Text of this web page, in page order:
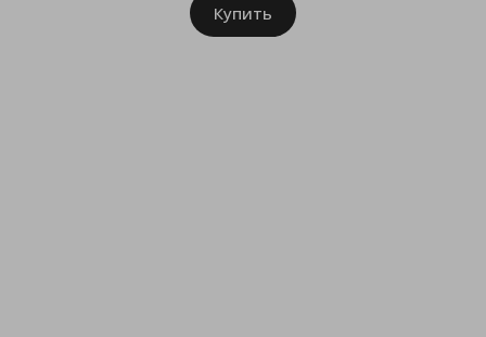
Купить